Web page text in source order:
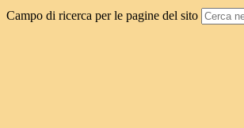
Campo di ricerca per le pagine del sito